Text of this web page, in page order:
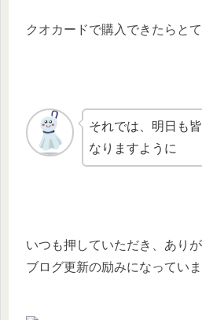
クオカードで購入できたらと
それでは、明日も
なりますように
いつも押していただき、あり
ブログ更新の励みになっていま